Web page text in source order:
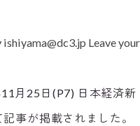
ishiyama@dc3.jp Leave your
月25日(P7) 日本経済新
事が掲載されました。